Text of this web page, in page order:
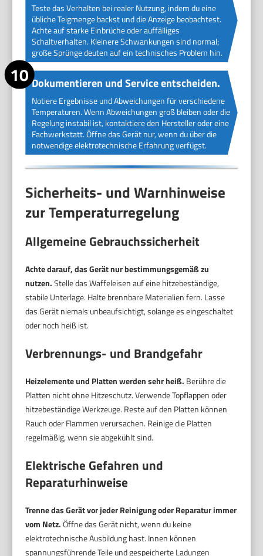
Teste das Verhalten bei realer Nutzung, indem du eine
übliche Teigmenge backst und die Anzeige beobachtest.
Achte auf starke Einbrüche oder auffälliges
Schaltverhalten. Kleinere Schwankungen sind normal;
große Sprünge deuten auf ein technisches Problem hin.
Dokumentieren und Service entscheiden.
Notiere Ergebnisse und Abweichungen für verschiedene
Temperaturen. Wenn Abweichungen groß bleiben oder die
Regelung instabil ist, kontaktiere den Hersteller oder eine
Fachwerkstatt. Öffne das Gerät nur, wenn du über die
notwendige elektrotechnische Erfahrung verfügst.
Sicherheits- und Warnhinweise
zur Temperaturregelung
Allgemeine Gebrauchssicherheit
Achte darauf, das Gerät nur bestimmungsgemäß zu
nutzen.Stelle das Waffeleisen auf eine hitzebeständige,
stabile Unterlage. Halte brennbare Materialien fern. Lasse
das Gerät niemals unbeaufsichtigt, solange es eingeschaltet
oder noch heiß ist.
Verbrennungs- und Brandgefahr
Heizelemente und Platten werden sehr heiß. Berühre die
Platten nicht ohne Hitzeschutz. Verwende Topflappen oder
hitzebeständige Werkzeuge. Reste auf den Platten können
Rauch oder Flammen verursachen. Reinige die Platten
regelmäßig, wenn sie abgekühlt sind.
Elektrische Gefahren und
Reparaturhinweise
Trenne das Gerät vor jeder Reinigung oder Reparatur immer
vom Netz.Öffne das Gerät nicht, wenn du keine
elektrotechnische Ausbildung hast. Innen können
spannungsführende Teile und gespeicherte Ladungen